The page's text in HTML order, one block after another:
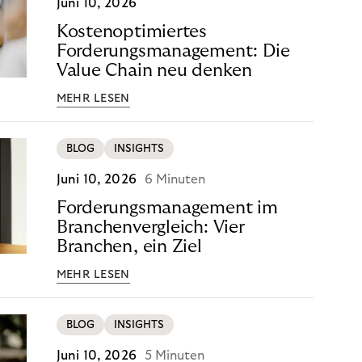
Juni 10, 2026
Kostenoptimiertes
Forderungsmanagement: Die
Value Chain neu denken
MEHR LESEN
BLOG INSIGHTS
Juni 10, 2026 6 Minuten
Forderungsmanagement im
Branchenvergleich: Vier
Branchen, ein Ziel
MEHR LESEN
BLOG INSIGHTS
Juni 10, 2026 5 Minuten